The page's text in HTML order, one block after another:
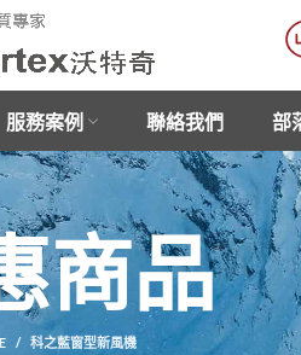
服務案例 聯絡我們 部
商品
科之藍窗型新風機